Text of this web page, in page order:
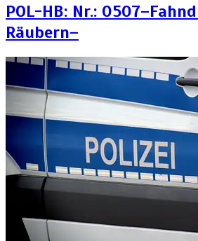
POL-HB: Nr.:
Räubern–